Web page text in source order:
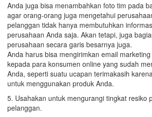
Anda juga bisa menambahkan foto tim pada
agar orang-orang juga mengetahui
pelanggan tidak hanya membutuhkan
perusahaan Anda saja. Akan tetapi, juga
perusahaan secara garis besarnya juga.
Anda harus bisa mengirimkan email
kepada para konsumen online yang sudah
Anda, seperti suatu ucapan terimakasih
untuk menggunakan produk Anda.
5. Usahakan untuk mengurangi tingkat resiko
pelanggan.